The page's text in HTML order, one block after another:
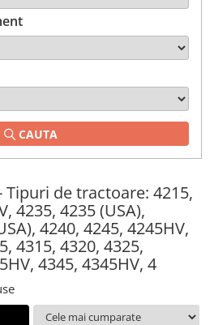
-
CAUTA
Tipuri de tractoare: 4215,
4235, 4235 (USA),
4240, 4245, 4245HV,
4315, 4320, 4325,
4345, 4345HV, 4